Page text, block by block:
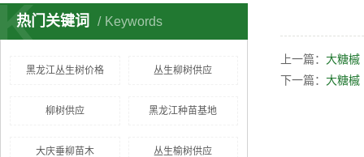
热门关键词 Keywords
黑龙江丛生树价格 丛生柳树供应
柳树供应 黑龙江种苗基地
大庆垂柳苗木 丛生榆树供应
上一篇： 大糖槭
下一篇： 大糖槭